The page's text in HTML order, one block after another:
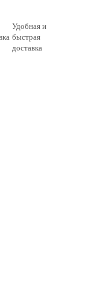
Удобная и
быстрая
доставка